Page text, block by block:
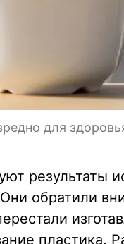
для
результаты
обратили
пластика.